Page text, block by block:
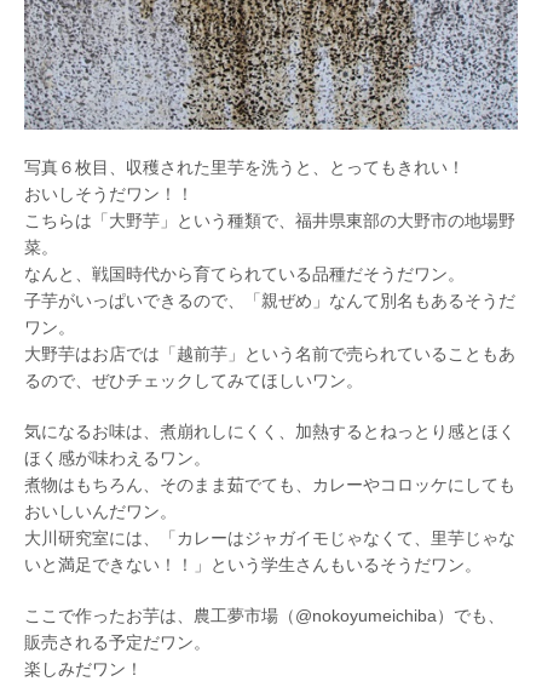
写真６枚目、収穫された里芋を洗うと、とってもきれい！
おいしそうだワン！！
こちらは「大野芋」という種類で、福井県東部の大野市の地場野
菜。
なんと、戦国時代から育てられている品種だそうだワン。
子芋がいっぱいできるので、「親ぜめ」なんて別名もあるそうだ
ワン。
大野芋はお店では「越前芋」という名前で売られていることもあ
るので、ぜひチェックしてみてほしいワン。
気になるお味は、煮崩れしにくく、加熱するとねっとり感とほく
ほく感が味わえるワン。
煮物はもちろん、そのまま茹でても、カレーやコロッケにしても
おいしいんだワン。
大川研究室には、「カレーはジャガイモじゃなくて、里芋じゃな
いと満足できない！！」という学生さんもいるそうだワン。
ここで作ったお芋は、農工夢市場（@nokoyumeichiba）でも、
販売される予定だワン。
楽しみだワン！